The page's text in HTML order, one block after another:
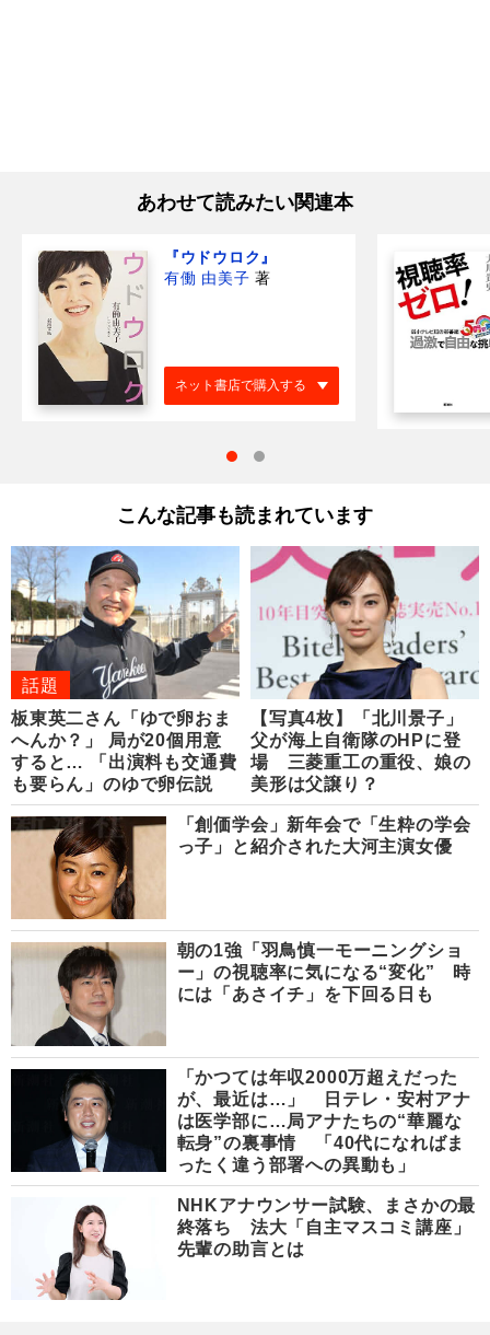
あわせて読みたい関連本
『ウドウロク』
有働 由美子 著
ネット書店で購入する
こんな記事も読まれています
話題
板東英二さん「ゆで卵おま
へんか？」 局が20個用意
すると… 「出演料も交通費
も要らん」のゆで卵伝説
【写真4枚】「北川景子」
父が海上自衛隊のHPに登
場 三菱重工の重役、娘の
美形は父譲り？
「創価学会」新年会で「生粋の学会
っ子」と紹介された大河主演女優
朝の1強「羽鳥慎一モーニングショ
ー」の視聴率に気になる“変化” 時
には「あさイチ」を下回る日も
「かつては年収2000万超えだった
が、最近は…」 日テレ・安村アナ
は医学部に…局アナたちの“華麗な
転身”の裏事情 「40代になればま
ったく違う部署への異動も」
NHKアナウンサー試験、まさかの最
終落ち 法大「自主マスコミ講座」
先輩の助言とは